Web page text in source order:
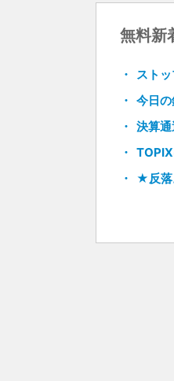
無料新
スト
今日の
決算
★反落